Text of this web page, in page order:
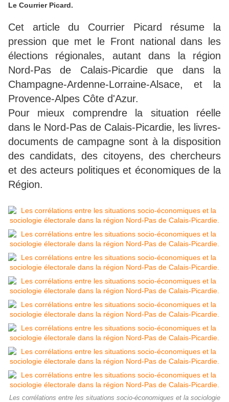
Le Courrier Picard.
Cet article du Courrier Picard résume la
pression que met le Front national dans les
élections régionales, autant dans la région
Nord-Pas de Calais-Picardie que dans la
Champagne-Ardenne-Lorraine-Alsace, et la
Provence-Alpes Côte d'Azur.
Pour mieux comprendre la situation réelle
dans le Nord-Pas de Calais-Picardie, les livres-
documents de campagne sont à la disposition
des candidats, des citoyens, des chercheurs
et des acteurs politiques et économiques de la
Région.
Les corrélations entre les situations socio-économiques et la sociologie